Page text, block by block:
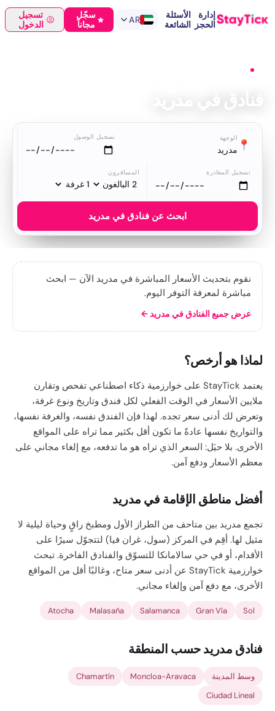
إدارة
الحجز
الأسئلة
الشائعة
AR
سجّل
مجاناً
تسجيل
الدخول
فنادق في مدريد
📍 الوجهة
مدريد
تسجيل الوصول
تسجيل المغادرة المسافرون
ابحث عن فنادق في مدريد
نقوم بتحديث الأسعار المباشرة في مدريد الآن — ابحث
مباشرة لمعرفة التوفر اليوم.
عرض جميع الفنادق في مدريد←
لماذا هو أرخص؟
يعتمد StayTick على خوارزمية ذكاء اصطناعي تفحص وتقارن
ملايين الأسعار في الوقت الفعلي لكل فندق وتاريخ ونوع غرفة،
وتعرض لك أدنى سعر تجده. لهذا فإن الفندق نفسه، والغرفة نفسها،
والتواريخ نفسها عادةً ما تكون أقل بكثير مما تراه على المواقع
الأخرى. بلا حيَل: السعر الذي تراه هو ما تدفعه، مع إلغاء مجاني على
معظم الأسعار ودفع آمن.
أفضل مناطق الإقامة في مدريد
تجمع مدريد بين متاحف من الطراز الأول ومطبخ راقٍ وحياة ليلية لا
مثيل لها. أقِم في المركز (سول، غران فيا) لتتجوّل سيرًا على
الأقدام، أو في حي سالامانكا للتسوّق والفنادق الفاخرة. تبحث
خوارزمية StayTick عن أدنى سعر متاح، وغالبًا أقل من المواقع
الأخرى، مع دفع آمن وإلغاء مجاني.
Sol
Gran Vía
Salamanca
Malasaña
Atocha
فنادق مدريد حسب المنطقة
وسط المدينة Moncloa-Aravaca
Chamartín
Ciudad Lineal